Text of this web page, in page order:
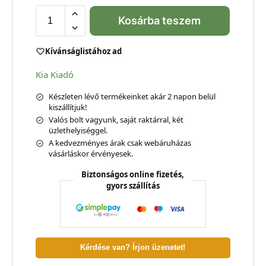
Kosárba teszem
Kívánságlistához ad
Kia Kiadó
Készleten lévő termékeinket akár 2 napon belül
kiszállítjuk!
Valós bolt vagyunk, saját raktárral, két
üzlethelyiséggel.
A kedvezményes árak csak webáruházas
vásárláskor érvényesek.
Biztonságos online fizetés,
gyors szállítás
Kérdése van? Írjon üzenetet!